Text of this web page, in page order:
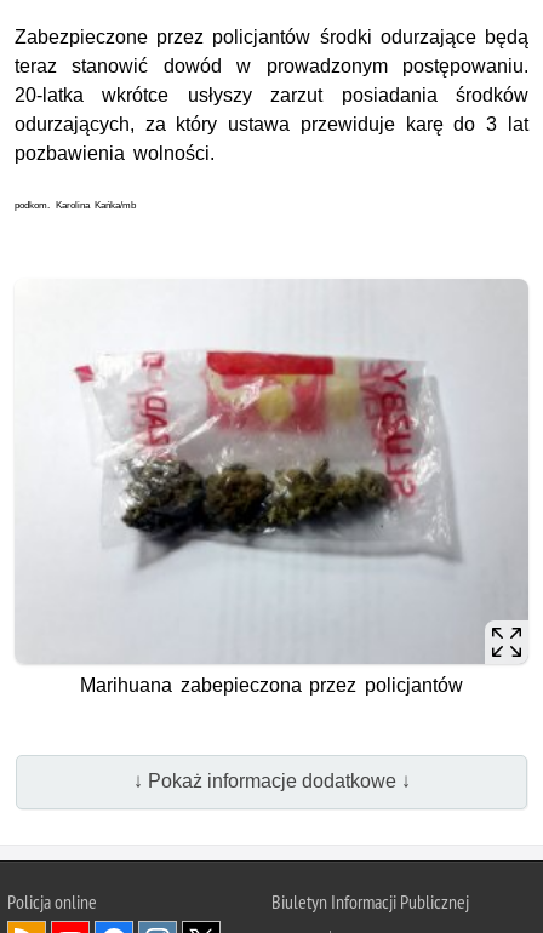
Zabezpieczone przez policjantów środki odurzające będą
teraz stanowić dowód w prowadzonym postępowaniu.
20-latka wkrótce usłyszy zarzut posiadania środków
odurzających, za który ustawa przewiduje karę do 3 lat
pozbawienia wolności.
podkom. Karolina Kańka/mb
Marihuana zabepieczona przez policjantów
↓ Pokaż informacje dodatkowe ↓
Policja online
Biuletyn Informacji Publicznej